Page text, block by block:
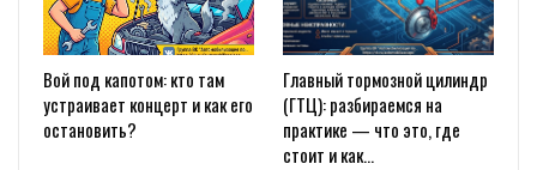
Вой под капотом: кто там
устраивает концерт и как его
остановить?
Главный тормозной цилиндр
(ГТЦ): разбираемся на
практике — что это, где
стоит и как…